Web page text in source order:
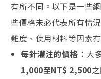
有所不同。以下是一些
些價格未必代表所有情
難度、使用材料等因素有
每針灌注的價格 ：大
1,000至NT$ 2,500